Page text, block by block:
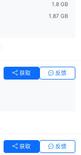
1.8 GB
1.87 GB
获取 反馈
获取 反馈